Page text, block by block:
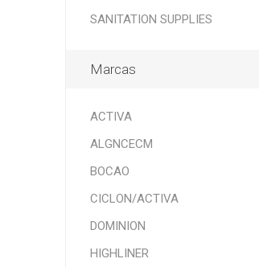
SANITATION SUPPLIES
Marcas
ACTIVA
ALGNCECM
BOCAO
CICLON/ACTIVA
DOMINION
HIGHLINER